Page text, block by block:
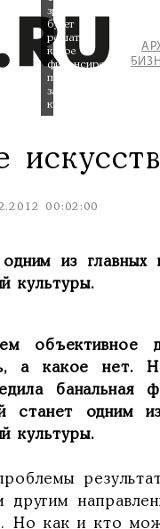
зритель
будет
решать,
какое
финансирование
получить
заведение
культуры.
00:02:00
из главных
культуры.
объективное
а какое нет.
банальная
станет одним
культуры.
Но как и кто